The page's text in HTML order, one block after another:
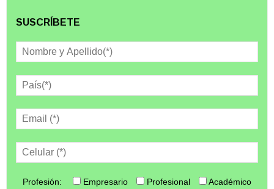
SUSCRÍBETE
Profesión: Empresario Profesional
Académico